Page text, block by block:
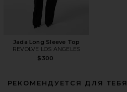
Jada Long Sleeve Top
REVOLVE LOS ANGELES
$300
РЕКОМЕНДУЕТСЯ ДЛЯ ТЕБЯ